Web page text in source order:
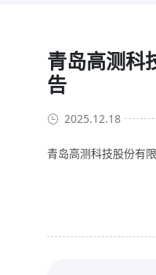
青岛高测科
告
2025.12.18
青岛高测科技股份有